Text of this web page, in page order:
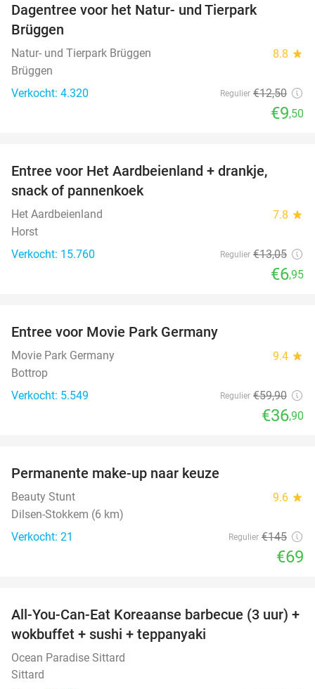
Dagentree voor het Natur- und Tierpark
Brüggen
Natur- und Tierpark Brüggen 8.8 star
Brüggen
Verkocht: 4.320
Regulier €12,50
€9,50
Entree voor Het Aardbeienland + drankje,
snack of pannenkoek
Het Aardbeienland 7.8 star
Horst
Verkocht: 15.760
Regulier €13,05
€6,95
Entree voor Movie Park Germany
Movie Park Germany 9.4 star
Bottrop
Verkocht: 5.549
Regulier €59,90
€36,90
Permanente make-up naar keuze
Beauty Stunt 9.6 star
Dilsen-Stokkem (6 km)
Verkocht: 21
Regulier €145
€69
21%
All-You-Can-Eat Koreaanse barbecue (3 uur) +
wokbuffet + sushi + teppanyaki
Ocean Paradise Sittard
Sittard